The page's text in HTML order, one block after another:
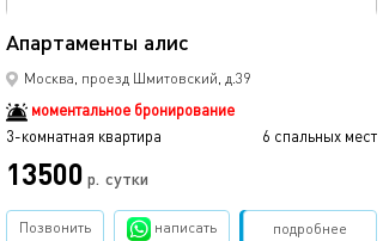
Апартаменты алис
Москва, проезд Шмитовский, д.39
моментальное бронирование
3-комнатная квартира
6 спальных мест
13500 р. сутки
подробнее
Позвонить написать Забронировать